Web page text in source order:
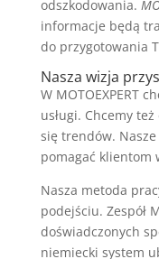
odszkodowania.
informacje będą
do przygotowania
Nasza wizja
W MOTOEXPERT
usługi. Chcemy
się trendów.
pomagać klientom
Nasza metoda
podejściu. Zespół
doświadczonych
niemiecki system